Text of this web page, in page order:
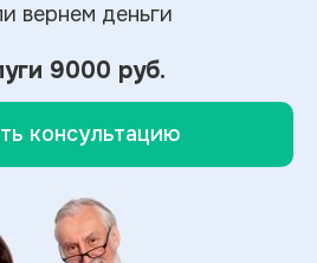
вернем деньги
9000 руб.
консультацию